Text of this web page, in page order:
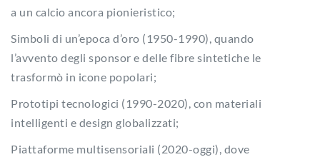
a un calcio ancora pionieristico;
Simboli di un’epoca d’oro (1950-1990), quando
l’avvento degli sponsor e delle fibre sintetiche le
trasformò in icone popolari;
Prototipi tecnologici (1990-2020), con materiali
intelligenti e design globalizzati;
Piattaforme multisensoriali (2020-oggi), dove